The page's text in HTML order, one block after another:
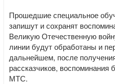
Прошедшие специальное
запишут и сохранят
Великую Отечественную
линии будут обработаны и
дальнейшем, после
рассказчиков, воспоминания
МТС.